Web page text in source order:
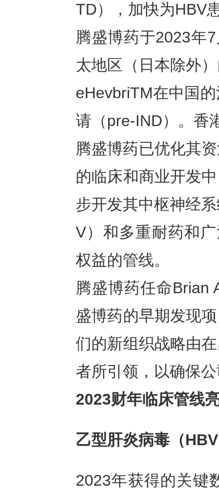
TD），加快为HBV
腾盛博药于2023年
太地区（日本除外
eHevbriTM在中国
请（pre-IND）。香
腾盛博药已优化其
的临床和商业开发
步开发其中枢神经
V）和多重耐药和
权益的管线。
腾盛博药任命Brian
盛博药的早期发现
们的新组织战略由
者所引领，以确保
2023财年临床管线
乙型肝炎病毒（HBV
2023年获得的关键